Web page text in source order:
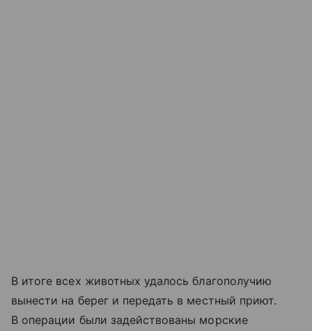
В итоге всех животных удалось благополучию
вынести на берег и передать в местный приют.
В операции были задействованы морские